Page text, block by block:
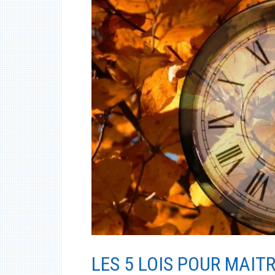
LES 5 LOIS POUR